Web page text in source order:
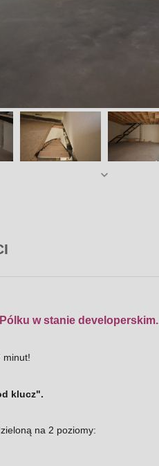
w stanie developerskim.
minut!
klucz".
na 2 poziomy: